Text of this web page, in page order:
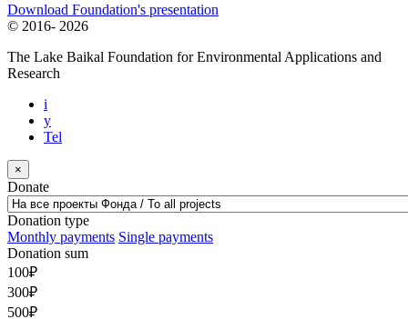
Download Foundation's presentation
© 2016- 2026
The Lake Baikal Foundation for Environmental Applications and
Research
i
y
Tel
×
Donate
Donation type
Monthly payments Single payments
Donation sum
100₽
300₽
500₽